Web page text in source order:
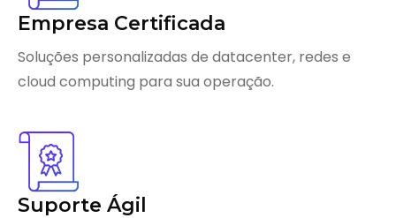
Empresa Certificada
Soluções personalizadas de datacenter, redes e
cloud computing para sua operação.
Suporte Ágil